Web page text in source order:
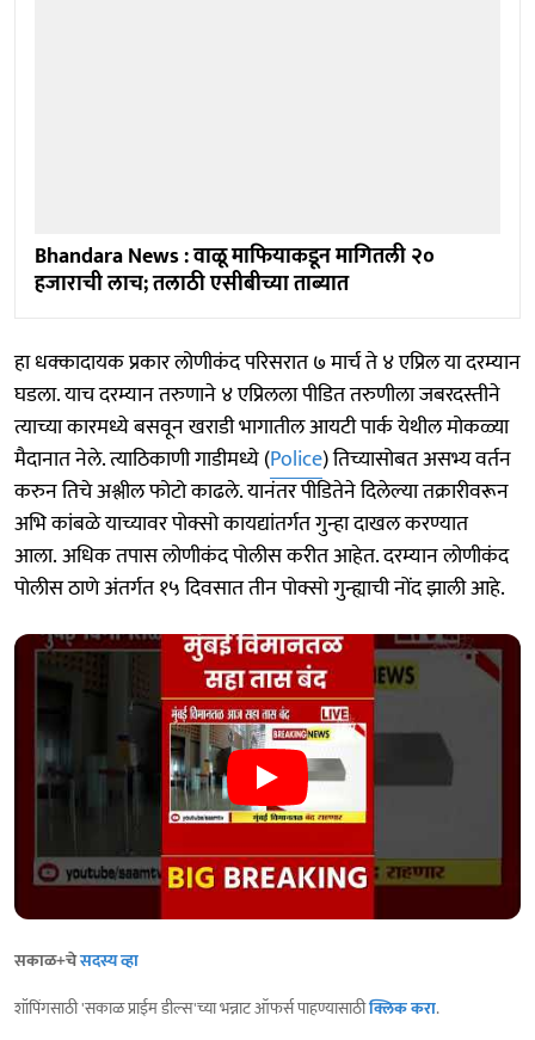
Bhandara News : वाळू माफियाकडून मागितली २०
हजाराची लाच; तलाठी एसीबीच्या ताब्यात
हा धक्कादायक प्रकार लोणीकंद परिसरात ७ मार्च ते ४ एप्रिल या दरम्यान
घडला. याच दरम्यान तरुणाने ४ एप्रिलला पीडित तरुणीला जबरदस्तीने
त्याच्या कारमध्ये बसवून खराडी भागातील आयटी पार्क येथील मोकळ्या
मैदानात नेले. त्याठिकाणी गाडीमध्ये (Police) तिच्यासोबत असभ्य वर्तन
करुन तिचे अश्लील फोटो काढले. यानंतर पीडितेने दिलेल्या तक्रारीवरून
अभि कांबळे याच्यावर पोक्सो कायद्यांतर्गत गुन्हा दाखल करण्यात
आला. अधिक तपास लोणीकंद पोलीस करीत आहेत. दरम्यान लोणीकंद
पोलीस ठाणे अंतर्गत १५ दिवसात तीन पोक्सो गुन्ह्याची नोंद झाली आहे.
सकाळ+चेसदस्य व्हा
शॉपिंगसाठी 'सकाळ प्राईम डील्स'च्या भन्नाट ऑफर्स पाहण्यासाठीक्लिक करा.